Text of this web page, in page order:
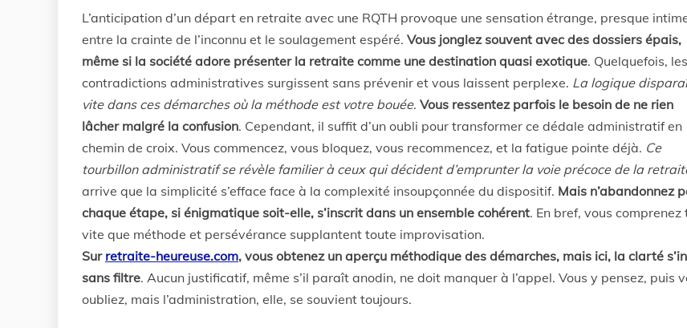
L’anticipation d’un départ en retraite avec une RQTH provoque une sensation étrange, presque
entre la crainte de l’inconnu et le soulagement espéré. Vous jonglez souvent avec des dossiers épais,
même si la société adore présenter la retraite comme une destination quasi exotique. Quelquefois, les
contradictions administratives surgissent sans prévenir et vous laissent perplexe. La logique
vite dans ces démarches où la méthode est votre bouée. Vous ressentez parfois le besoin de ne rien
lâcher malgré la confusion. Cependant, il suffit d’un oubli pour transformer ce dédale administratif en
chemin de croix. Vous commencez, vous bloquez, vous recommencez, et la fatigue pointe déjà. Ce
tourbillon administratif se révèle familier à ceux qui décident d’emprunter la voie précoce de la
arrive que la simplicité s’efface face à la complexité insoupçonnée du dispositif. Mais n’abandonnez
chaque étape, si énigmatique soit-elle, s’inscrit dans un ensemble cohérent. En bref, vous comprenez
vite que méthode et persévérance supplantent toute improvisation.
Sur retraite-heureuse.com, vous obtenez un aperçu méthodique des démarches, mais ici, la clarté
sans filtre. Aucun justificatif, même s’il paraît anodin, ne doit manquer à l’appel. Vous y pensez, puis
oubliez, mais l’administration, elle, se souvient toujours.